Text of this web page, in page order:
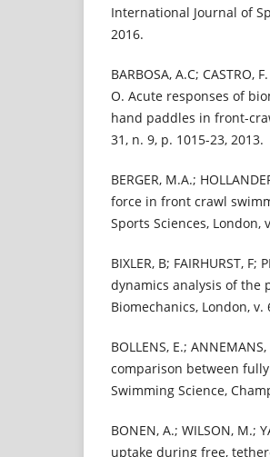
International Journal of
2016.
BARBOSA, A.C; CASTRO,
O. Acute responses of
hand paddles in front-
31, n. 9, p. 1015-23, 2013.
BERGER, M.A.;
force in front crawl
Sports Sciences, London,
BIXLER, B; FAIRHURST,
dynamics analysis of the
Biomechanics, London, v.
BOLLENS, E.;
comparison between
Swimming Science,
BONEN, A.; WILSON, M.;
uptake during free,